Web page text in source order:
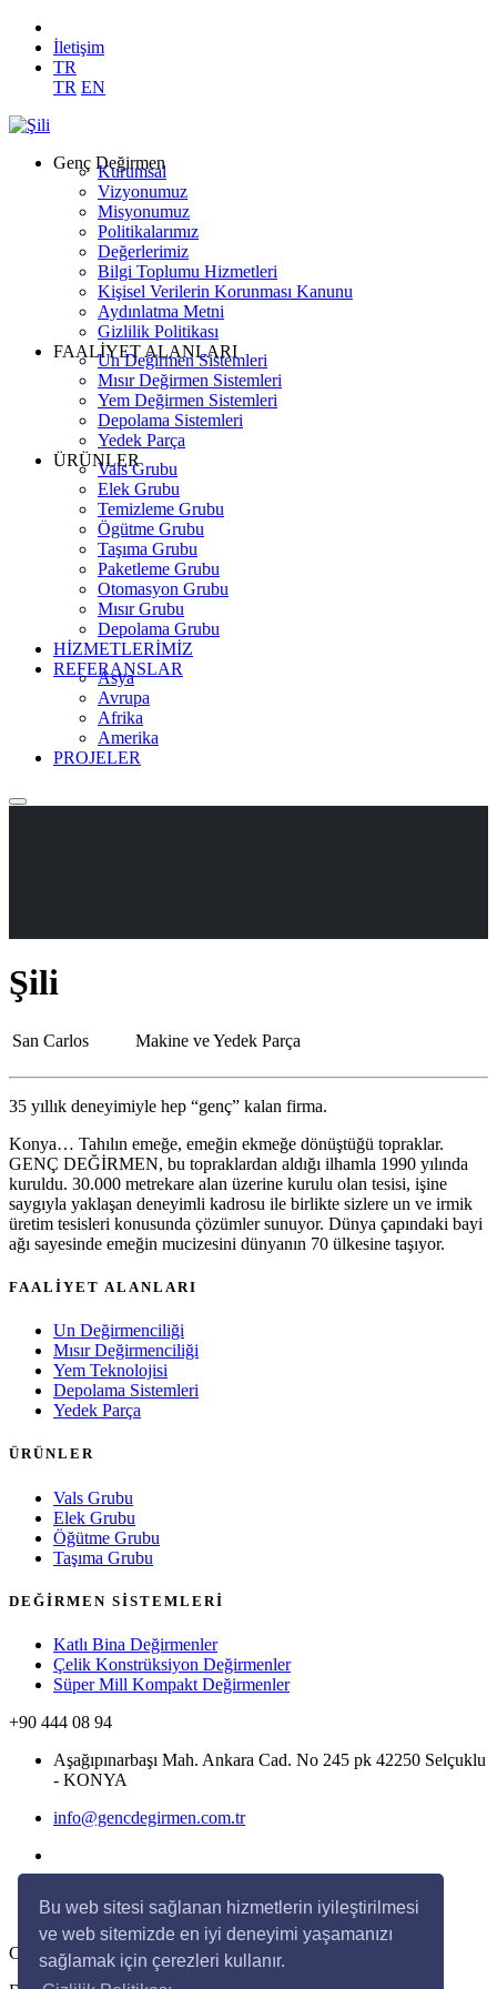
Bu web sitesi sağlanan hizmetlerin iyileştirilmesi
ve web sitemizde en iyi deneyimi yaşamanızı
sağlamak için çerezleri kullanır.
İletişim
TR
TR EN
Genç Değirmen
Kurumsal
Vizyonumuz
Misyonumuz
Politikalarımız
Değerlerimiz
Bilgi Toplumu Hizmetleri
Kişisel Verilerin Korunması Kanunu
Aydınlatma Metni
Gizlilik Politikası
FAALİYET ALANLARI
Un Değirmen Sistemleri
Mısır Değirmen Sistemleri
Yem Değirmen Sistemleri
Depolama Sistemleri
Yedek Parça
ÜRÜNLER
Vals Grubu
Elek Grubu
Temizleme Grubu
Ögütme Grubu
Taşıma Grubu
Paketleme Grubu
Otomasyon Grubu
Mısır Grubu
Depolama Grubu
HİZMETLERİMİZ
REFERANSLAR
Asya
Avrupa
Afrika
Amerika
PROJELER
Şili
San Carlos Makine ve Yedek Parça
35 yıllık deneyimiyle hep “genç” kalan firma.
Konya… Tahılın emeğe, emeğin ekmeğe dönüştüğü topraklar.
GENÇ DEĞİRMEN, bu topraklardan aldığı ilhamla 1990 yılında
kuruldu. 30.000 metrekare alan üzerine kurulu olan tesisi, işine
saygıyla yaklaşan deneyimli kadrosu ile birlikte sizlere un ve irmik
üretim tesisleri konusunda çözümler sunuyor. Dünya çapındaki bayi
ağı sayesinde emeğin mucizesini dünyanın 70 ülkesine taşıyor.
FAALİYET ALANLARI
Un Değirmenciliği
Mısır Değirmenciliği
Yem Teknolojisi
Depolama Sistemleri
Yedek Parça
ÜRÜNLER
Vals Grubu
Elek Grubu
Öğütme Grubu
Taşıma Grubu
DEĞİRMEN SİSTEMLERİ
Katlı Bina Değirmenler
Çelik Konstrüksiyon Değirmenler
Süper Mill Kompakt Değirmenler
+90 444 08 94
Aşağıpınarbaşı Mah. Ankara Cad. No 245 pk 42250 Selçuklu
- KONYA
info@gencdegirmen.com.tr
Copyright © 2020 Genç Değirmen Tüm hakları saklıdır.